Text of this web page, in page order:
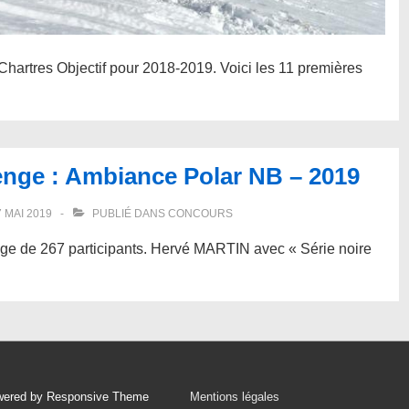
Objectif pour 2018-2019. Voici les 11 premières
: Ambiance Polar NB – 2019
MAI 2019 PUBLIÉ DANS CONCOURS
de 267 participants. Hervé MARTIN avec « Série noire
by Responsive Theme Menu
Mentions légales